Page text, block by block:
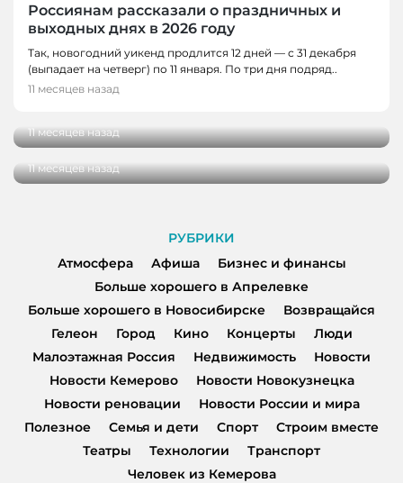
Россиянам рассказали о праздничных и
выходных днях в 2026 году
Так, новогодний уикенд продлится 12 дней — с 31 декабря
(выпадает на четверг) по 11 января. По три дня подряд..
11 месяцев назад
НОВОСТИ РОССИИ И МИРА
Памятник Феликсу Дзержинскому открыли
11 месяцев назад
АТМОСФЕРА, НОВОСТИ РОССИИ И МИРА
создать в России
11 месяцев назад
РУБРИКИ
Атмосфера
Афиша
Бизнес и финансы
Больше хорошего в Апрелевке
Больше хорошего в Новосибирске
Возвращайся
Гелеон
Город Кино Концерты
Люди
Малоэтажная Россия
Недвижимость
Новости
Новости Кемерово
Новости Новокузнецка
Новости реновации
Новости России и мира
Полезное
Семья и дети Спорт
Строим вместе
Театры
Технологии
Транспорт
Человек из Кемерова